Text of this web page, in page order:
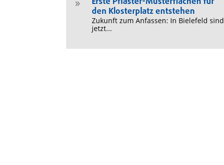
9
den Klosterplatz entstehen
Zukunft zum Anfassen: In Bielefeld sind
jetzt...